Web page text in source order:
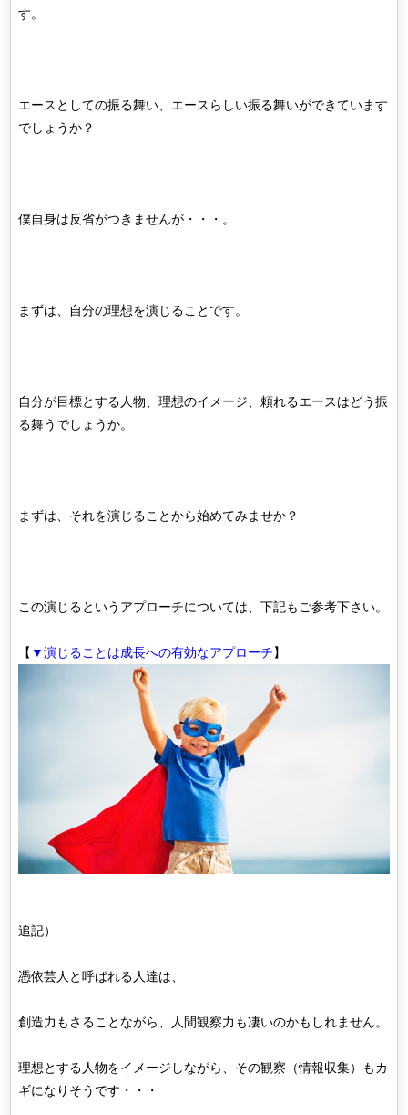
す。
エースとしての振る舞い、エースらしい振る舞いができています
でしょうか？
僕自身は反省がつきませんが・・・。
まずは、自分の理想を演じることです。
自分が目標とする人物、理想のイメージ、頼れるエースはどう振
る舞うでしょうか。
まずは、それを演じることから始めてみませか？
この演じるというアプローチについては、下記もご参考下さい。
【 ▼演じることは成長への有効なアプローチ】
追記）
憑依芸人と呼ばれる人達は、
創造力もさることながら、人間観察力も凄いのかもしれません。
理想とする人物をイメージしながら、その観察（情報収集）もカ
ギになりそうです・・・